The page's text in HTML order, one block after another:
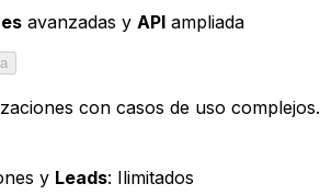
avanzadas y API ampliada
con casos de uso complejos.
y Leads: Ilimitados